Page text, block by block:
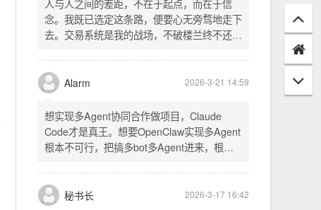
一行两个复选框（自动播放音乐 / 默认随机播
放），带配套 CSS track.php： - 在 var
playlist = [...] 后面输出 _p4zAutoplay 和
autoplay 从后端变量读取，不再硬编码 false
- shuffle 后台开启时强制随机，否则走
秘书长 2026-3-21 18:13
人与人之间的差距，不在于起点，而在于信
念。我既已选定这条路，便要心无旁骛地走下
去。交易系统是我的战场，不破楼兰终不还。
唯有目标，不可动摇。
Alarm 2026-3-21 14:59
想实现多Agent协同合作做项目，Claude
Code才是真王。想要OpenClaw实现多Agent
根本不可行，把搞多bot多Agent进来，根本